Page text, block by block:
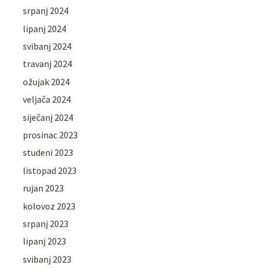
srpanj 2024
lipanj 2024
svibanj 2024
travanj 2024
ožujak 2024
veljača 2024
siječanj 2024
prosinac 2023
studeni 2023
listopad 2023
rujan 2023
kolovoz 2023
srpanj 2023
lipanj 2023
svibanj 2023